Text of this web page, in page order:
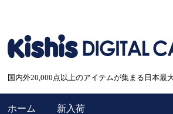
国内外20,000点以上のアイテムが集まる日本最
ホーム 新入荷